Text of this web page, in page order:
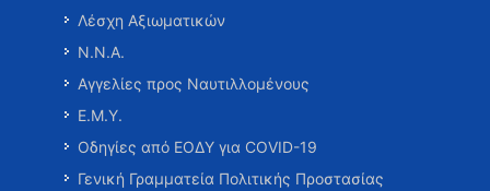
Λέσχη Αξιωματικών
Ν.Ν.Α.
Αγγελίες προς Ναυτιλλομένους
Ε.Μ.Υ.
Οδηγίες από ΕΟΔΥ για COVID-19
Γενική Γραμματεία Πολιτικής Προστασίας